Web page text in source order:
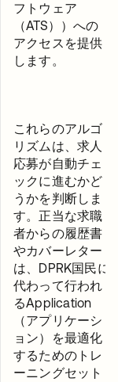
フトウェア
（ATS））への
アクセスを提供
します。
これらのアルゴ
リズムは、求人
応募が自動チェ
ックに進むかど
うかを判断しま
す。正当な求職
者からの履歴書
やカバーレター
は、DPRK国民に
代わって行われ
るApplication
（アプリケーシ
ョン）を最適化
するためのトレ
ーニングセット